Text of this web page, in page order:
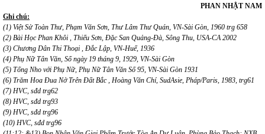
PHAN NHẬT NAM
Ghi chú:
(1) Việt Sử Toàn Thư, Phạm Văn Sơn, Thư Lâm Thư Quán, VN-Sài Gòn, 1960 trg 658
(2) Bài Học Phan Khôi , Thiếu Sơn, Đặc San Quảng-Đà, Sông Thu, USA-CA 2002
(3) Chương Dân Thi Thoại , Đắc Lập, VN-Huế, 1936
(4) Phụ Nữ Tân Văn, Số ngày 19 tháng 9, 1929, VN-Sài Gòn
(5) Tống Nho với Phụ Nữ, Phụ Nữ Tân Văn Số 95, VN-Sài Gòn 1931
(6) Trăm Hoa Đua Nở Trên Đất Bắc , Hoàng Văn Chí, SudAsie, Pháp/Paris, 1983, trg61
(7) HVC, sđd trg62
(8) HVC, sđd trg93
(9) HVC, sđd trg96
(10) HVC, sđd trg96